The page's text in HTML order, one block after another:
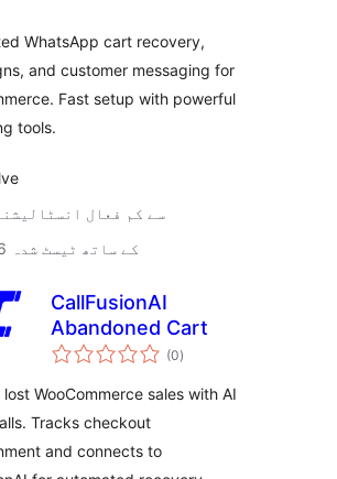
WhatsApp cart recovery,
and customer messaging for
Fast setup with powerful
tools.
10 سے کم فعال
6.7.6 کے ساتھ ٹیسٹ شدہ
CallFusionAI
Abandoned Cart
(0مجموعی
درجہ
)
lost WooCommerce sales with AI
Tracks checkout
and connects to